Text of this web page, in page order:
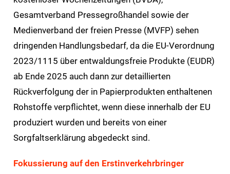
Gesamtverband Pressegroßhandel sowie der
Medienverband der freien Presse (MVFP) sehen
dringenden Handlungsbedarf, da die EU-Verordnung
2023/1115 über entwaldungsfreie Produkte (EUDR)
ab Ende 2025 auch dann zur detaillierten
Rückverfolgung der in Papierprodukten enthaltenen
Rohstoffe verpflichtet, wenn diese innerhalb der EU
produziert wurden und bereits von einer
Sorgfaltserklärung abgedeckt sind.
Fokussierung auf den Erstinverkehrbringer